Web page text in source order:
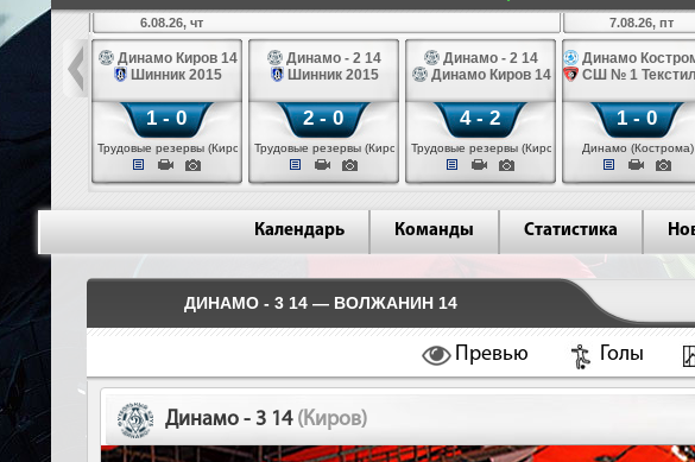
белые 14
6.08.26, чт
Динамо Киров 14
Шинник 2015
1 - 0
Трудовые резервы (Киров)
Динамо - 2 14
Шинник 2015
2 - 0
Трудовые резервы (Киров)
Динамо - 2 14
Динамо Киров 14
4 - 2
Трудовые резервы (Киров)
7.08.26, пт
Динамо
СШ № 1
1 - 0
Динамо (Кострома)
Календарь Команды Статистика
ДИНАМО - 3 14 — ВОЛЖАНИН 14
Превью Голы
Динамо - 3 14 (Киров)